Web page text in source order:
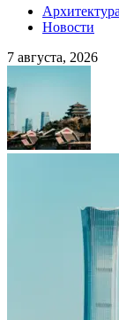
Архитектура
Новости
7 августа, 2026